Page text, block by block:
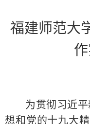
福建师范大
为贯彻习近
想和党的十九大